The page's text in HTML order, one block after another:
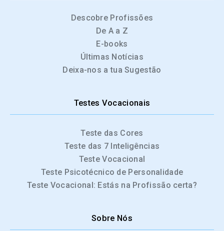
Descobre Profissões
De A a Z
E-books
Últimas Notícias
Deixa-nos a tua Sugestão
Testes Vocacionais
Teste das Cores
Teste das 7 Inteligências
Teste Vocacional
Teste Psicotécnico de Personalidade
Teste Vocacional: Estás na Profissão certa?
Sobre Nós